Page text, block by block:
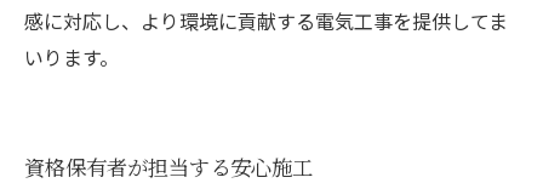
感に対応し、より環境に貢献する電気工事を提供してま
いります。
資格保有者が担当する安心施工